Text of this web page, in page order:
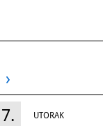
UTORAK